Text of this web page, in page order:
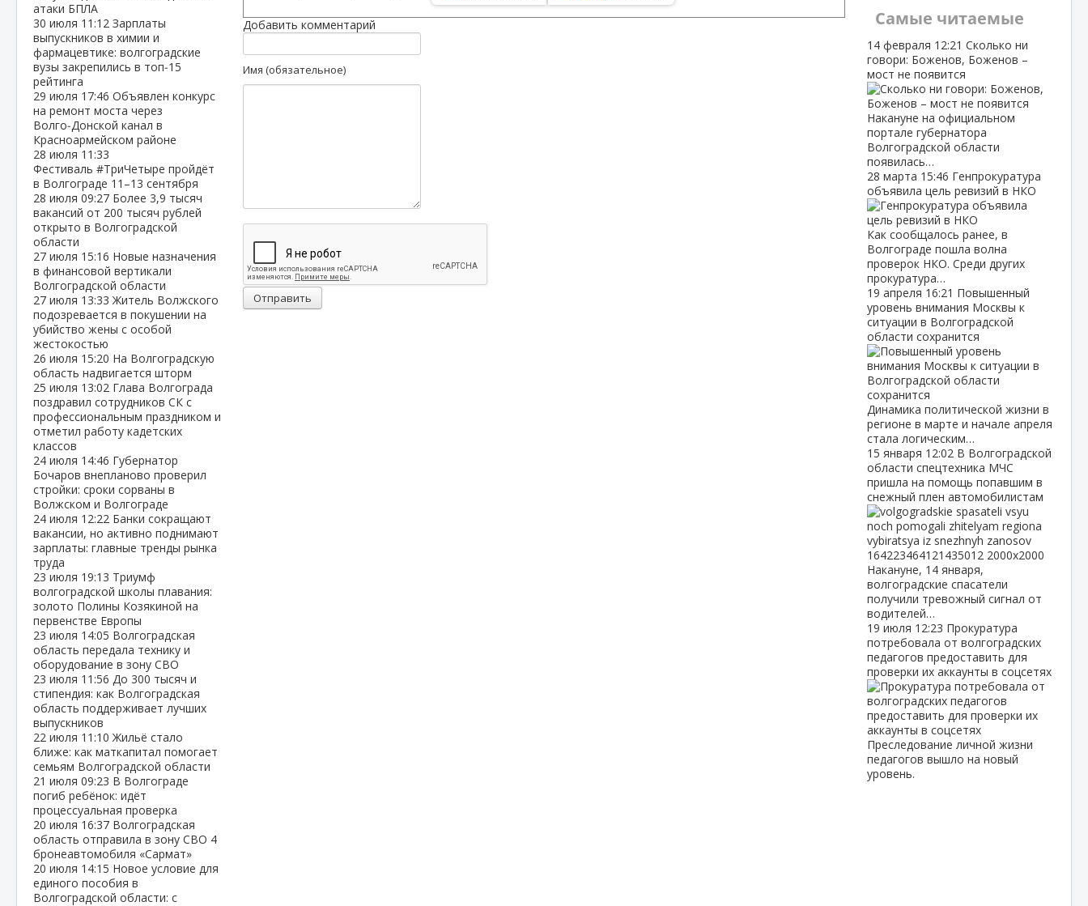
атаки БПЛА
30 июля 11:12 Зарплаты
выпускников в химии и
фармацевтике: волгоградские
вузы закрепились в топ‑15
рейтинга
29 июля 17:46 Объявлен конкурс
на ремонт моста через
Волго‑Донской канал в
Красноармейском районе
28 июля 11:33
Фестиваль #ТриЧетыре пройдёт
в Волгограде 11–13 сентября
28 июля 09:27 Более 3,9 тысяч
вакансий от 200 тысяч рублей
открыто в Волгоградской
области
27 июля 15:16 Новые назначения
в финансовой вертикали
Волгоградской области
27 июля 13:33Житель Волжского
подозревается в покушении на
убийство жены с особой
жестокостью
26 июля 15:20 На Волгоградскую
область надвигается шторм
25 июля 13:02 Глава Волгограда
поздравил сотрудников СК с
профессиональным праздником и
отметил работу кадетских
классов
24 июля 14:46 Губернатор
Бочаров внепланово проверил
стройки: сроки сорваны в
Волжском и Волгограде
24 июля 12:22 Банки сокращают
вакансии, но активно поднимают
зарплаты: главные тренды рынка
труда
23 июля 19:13 Триумф
волгоградской школы плавания:
золото Полины Козякиной на
первенстве Европы
23 июля 14:05 Волгоградская
область передала технику и
оборудование в зону СВО
23 июля 11:56 До 300 тысяч и
стипендия: как Волгоградская
область поддерживает лучших
выпускников
22 июля 11:10Жильё стало
ближе: как маткапитал помогает
семьям Волгоградской области
21 июля 09:23 В Волгограде
погиб ребёнок: идёт
процессуальная проверка
20 июля 16:37 Волгоградская
область отправила в зону СВО 4
бронеавтомобиля «Сармат»
20 июля 14:15 Новое условие для
единого пособия в
Волгоградской области: с
Добавить комментарий
Имя (обязательное)
Отправить
Самые читаемые
14 февраля 12:21 Сколько ни
говори: Боженов, Боженов –
мост не появится
Накануне на официальном
портале губернатора
Волгоградской области
появилась…
28 марта 15:46 Генпрокуратура
объявила цель ревизий в НКО
Как сообщалось ранее, в
Волгограде пошла волна
проверок НКО. Среди других
прокуратура…
19 апреля 16:21 Повышенный
уровень внимания Москвы к
ситуации в Волгоградской
области сохранится
Динамика политической жизни в
регионе в марте и начале апреля
стала логическим…
15 января 12:02 В Волгоградской
области спецтехника МЧС
пришла на помощь попавшим в
снежный плен автомобилистам
Накануне, 14 января,
волгоградские спасатели
получили тревожный сигнал от
водителей…
19 июля 12:23 Прокуратура
потребовала от волгоградских
педагогов предоставить для
проверки их аккаунты в соцсетях
Преследование личной жизни
педагогов вышло на новый
уровень.